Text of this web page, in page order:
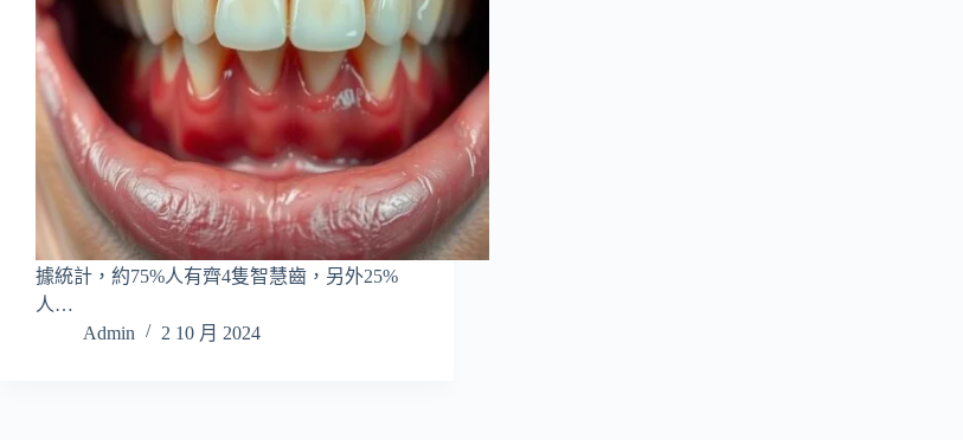
據統計，約75%人有齊4隻智慧齒，另外25%
人…
Admin
2 10 月 2024